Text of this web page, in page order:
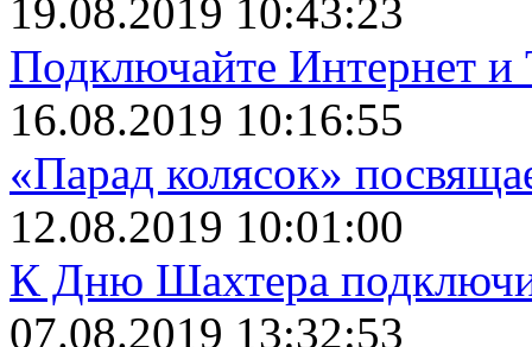
19.08.2019 10:43:23
Подключайте Интернет и
16.08.2019 10:16:55
«Парад колясок»
12.08.2019 10:01:00
К Дню Шахтера
07.08.2019 13:32:53